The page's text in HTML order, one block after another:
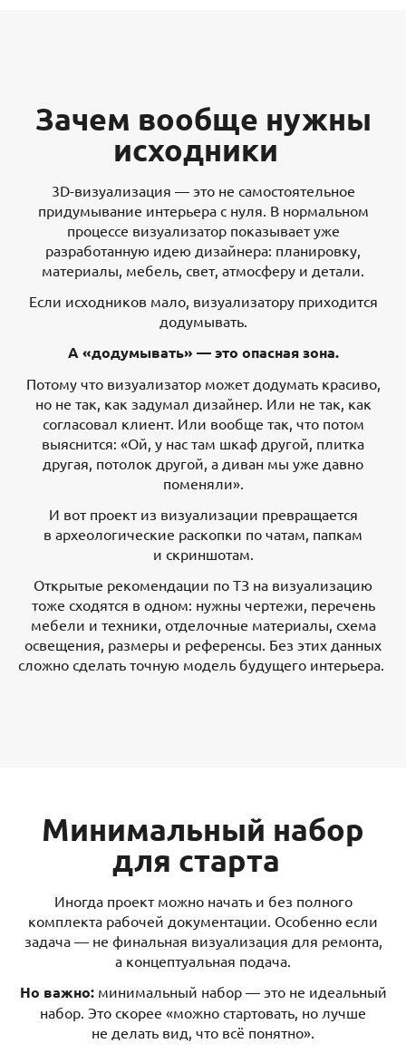
Зачем вообще нужны
исходники
3D-визуализация — это не самостоятельное
придумывание интерьера с нуля. В нормальном
процессе визуализатор показывает уже
разработанную идею дизайнера: планировку,
материалы, мебель, свет, атмосферу и детали.
Если исходников мало, визуализатору приходится
додумывать.
А «додумывать» — это опасная зона.
Потому что визуализатор может додумать красиво,
но не так, как задумал дизайнер. Или не так, как
согласовал клиент. Или вообще так, что потом
выяснится: «Ой, у нас там шкаф другой, плитка
другая, потолок другой, а диван мы уже давно
поменяли».
И вот проект из визуализации превращается
в археологические раскопки по чатам, папкам
и скриншотам.
Открытые рекомендации по ТЗ на визуализацию
тоже сходятся в одном: нужны чертежи, перечень
мебели и техники, отделочные материалы, схема
освещения, размеры и референсы. Без этих данных
сложно сделать точную модель будущего интерьера.
Минимальный набор
для старта
Иногда проект можно начать и без полного
комплекта рабочей документации. Особенно если
задача — не финальная визуализация для ремонта,
а концептуальная подача.
Но важно:минимальный набор — это не идеальный
набор. Это скорее «можно стартовать, но лучше
не делать вид, что всё понятно».